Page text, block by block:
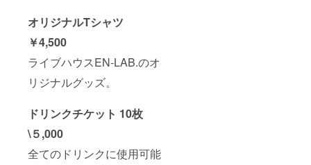
オリジナルTシャツ
￥4,500
ライブハウスEN-LAB.のオ
リジナルグッズ。
ドリンクチケット 10枚
\５,000
全てのドリンクに使用可能